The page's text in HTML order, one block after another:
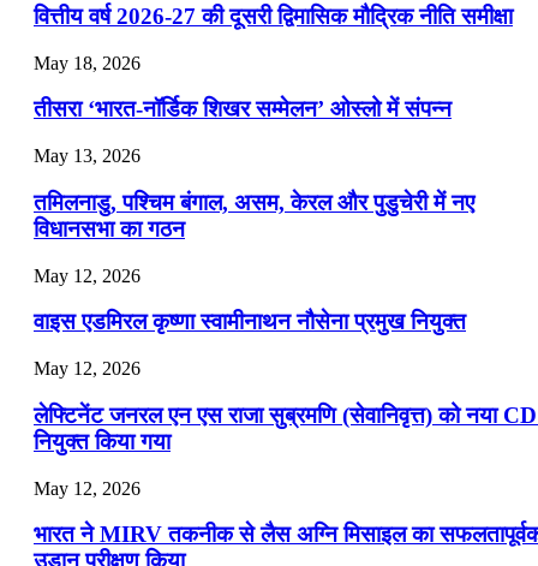
📝 डेली करेंट अफेयर्स: 22-24 जुलाई 2026
July 22, 2026
📝 डेली करेंट अफेयर्स: 19-21 जुलाई 2026
July 19, 2026
📝 डेली करेंट अफेयर्स: 16-18 जुलाई 2026
वित्तीय वर्ष 2026-27 की दूसरी द्विमासिक मौद्रिक नीति समीक्षा
May 18, 2026
तीसरा ‘भारत-नॉर्डिक शिखर सम्मेलन’ ओस्लो में संपन्न
May 13, 2026
तमिलनाडु, पश्चिम बंगाल, असम, केरल और पुडुचेरी में नए
विधानसभा का गठन
May 12, 2026
वाइस एडमिरल कृष्णा स्वामीनाथन नौसेना प्रमुख नियुक्त
May 12, 2026
लेफ्टिनेंट जनरल एन एस राजा सुब्रमणि (सेवानिवृत्त) को नया
नियुक्त किया गया
May 12, 2026
भारत ने MIRV तकनीक से लैस अग्नि मिसाइल का
उड़ान परीक्षण किया